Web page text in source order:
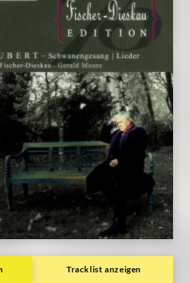
Tracklist anzeigen